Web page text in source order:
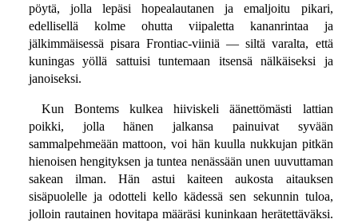
pöytä, jolla lepäsi hopealautanen ja emaljoitu pikari,
edellisellä kolme ohutta viipaletta kananrintaa ja
jälkimmäisessä pisara Frontiac-viiniä — siltä varalta, että
kuningas yöllä sattuisi tuntemaan itsensä nälkäiseksi ja
janoiseksi.
Kun Bontems kulkea hiiviskeli äänettömästi lattian
poikki, jolla hänen jalkansa painuivat syvään
sammalpehmeään mattoon, voi hän kuulla nukkujan pitkän
hienoisen hengityksen ja tuntea nenässään unen uuvuttaman
sakean ilman. Hän astui kaiteen aukosta aitauksen
sisäpuolelle ja odotteli kello kädessä sen sekunnin tuloa,
jolloin rautainen hovitapa määräsi kuninkaan herätettäväksi.